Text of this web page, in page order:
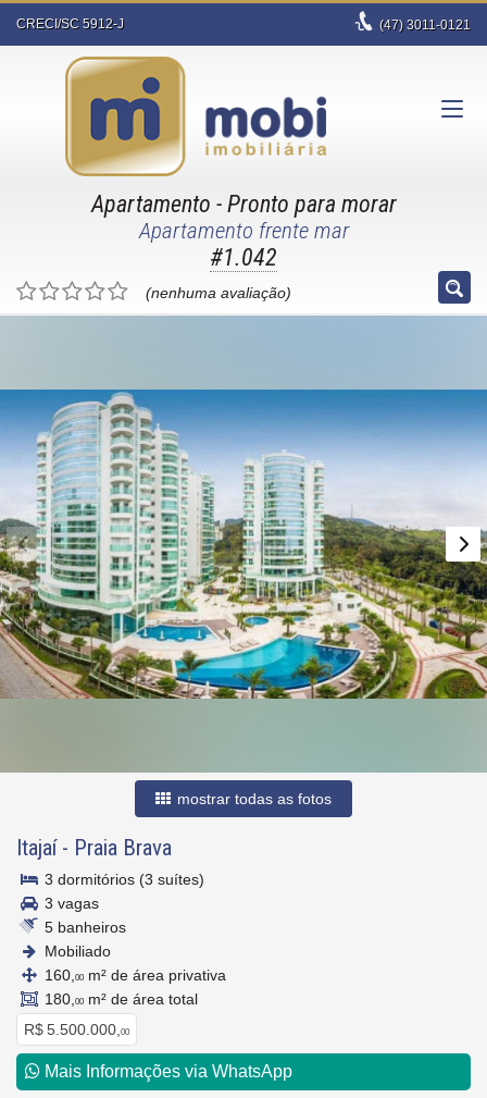
CRECI/SC 5912-J (47)3011-0121
Apartamento - Pronto para morar
Apartamento frente mar
#1.042
(nenhuma avaliação)
mostrar todas as fotos
Itajaí- Praia Brava
3 dormitórios (3 suítes)
3 vagas
5 banheiros
Mobiliado
160, 00 m² de área privativa
180, 00 m² de área total
R$ 5.500.000, 00
Mais Informações via WhatsApp